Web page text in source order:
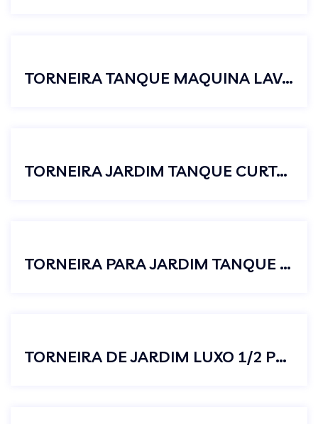
TORNEIRA TANQUE MAQUINA LAVAR C38 MASTER 1/4
TORNEIRA JARDIM TANQUE CURTA S/AREJADOR METAL CROMADO C23
TORNEIRA PARA JARDIM TANQUE PRETO LUXO COM BICO UNIÃO
TORNEIRA DE JARDIM LUXO 1/2 POR 3/4 C38 MASTER